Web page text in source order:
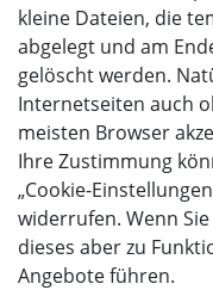
kleine Dateien, die
abgelegt und am
gelöscht werden.
Internetseiten auch
meisten Browser
Ihre Zustimmung
„Cookie-
widerrufen. Wenn
dieses aber zu
Angebote führen.